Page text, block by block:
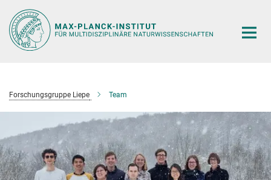
Hauptinhalt
Forschungsgruppe Liepe Team